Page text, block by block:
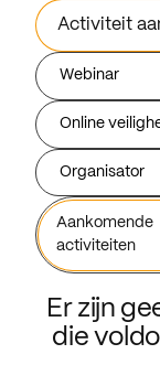
Activiteit
Webinar
Online
Organisator
Aankomende
activiteiten
Er zijn
die